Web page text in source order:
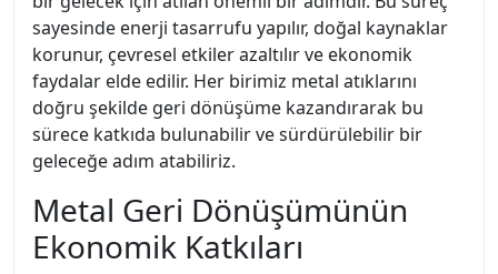
sayesinde enerji tasarrufu yapılır, doğal kaynaklar
korunur, çevresel etkiler azaltılır ve ekonomik
faydalar elde edilir. Her birimiz metal atıklarını
doğru şekilde geri dönüşüme kazandırarak bu
sürece katkıda bulunabilir ve sürdürülebilir bir
geleceğe adım atabiliriz.
Metal Geri Dönüşümünün
Ekonomik Katkıları